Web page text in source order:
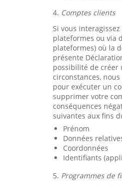
4. Comptes clients
Si vous
plateformes ou via
plateformes) où la
présente
possibilité de créer
circonstances,
pour exécuter un
supprimer votre
conséquences
suivantes aux fins
Prénom
Données
Coordonnées
Identifiants
5. Programmes de